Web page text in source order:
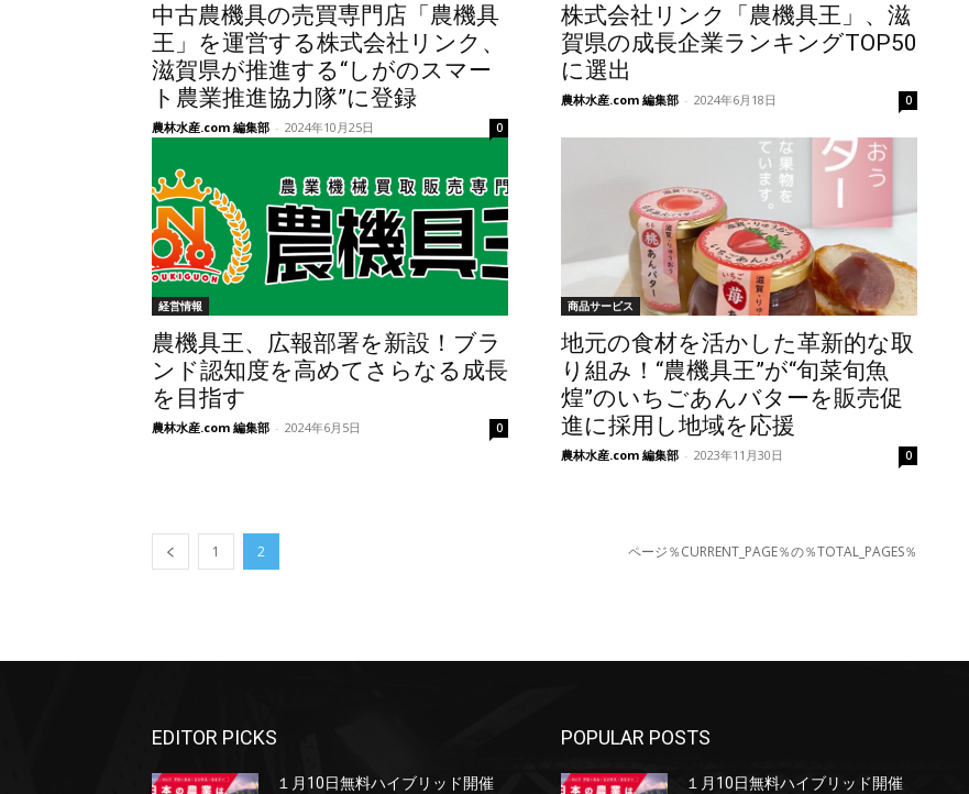
中古農機具の売買専門店「農機具
王」を運営する株式会社リンク、
滋賀県が推進する“しがのスマー
ト農業推進協力隊”に登録
農林水産.com 編集部 - 2024年10月25日 0
株式会社リンク「農機具王」、滋
賀県の成長企業ランキングTOP50
に選出
農林水産.com 編集部 - 2024年6月18日 0
経営情報
農機具王、広報部署を新設！ブラ
ンド認知度を高めてさらなる成長
を目指す
農林水産.com 編集部 - 2024年6月5日 0
商品サービス
地元の食材を活かした革新的な取
り組み！“農機具王”が“旬菜旬魚
煌”のいちごあんバターを販売促
進に採用し地域を応援
農林水産.com 編集部 - 2023年11月30日 0
1 2 ページ％CURRENT_PAGE％の％TOTAL_PAGES％
EDITOR PICKS
１月10日無料ハイブリッド開催
POPULAR POSTS
１月10日無料ハイブリッド開催